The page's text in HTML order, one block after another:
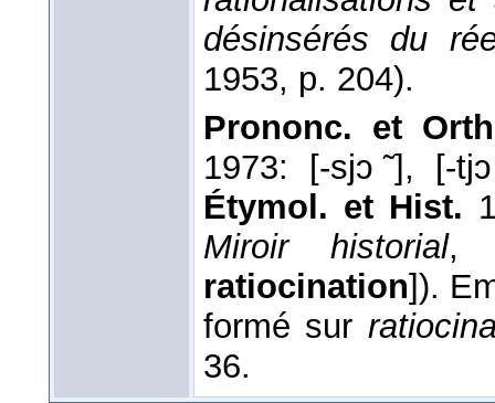
désinsérés du
1953, p. 204).
Prononc. et
1973: [-sjɔ ̃], [-
Étymol. et Hist.
Miroir historial,
ratiocination]).
formé sur
36.